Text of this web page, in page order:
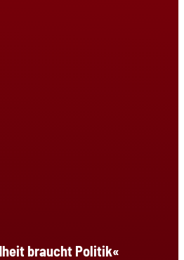
braucht Politik«